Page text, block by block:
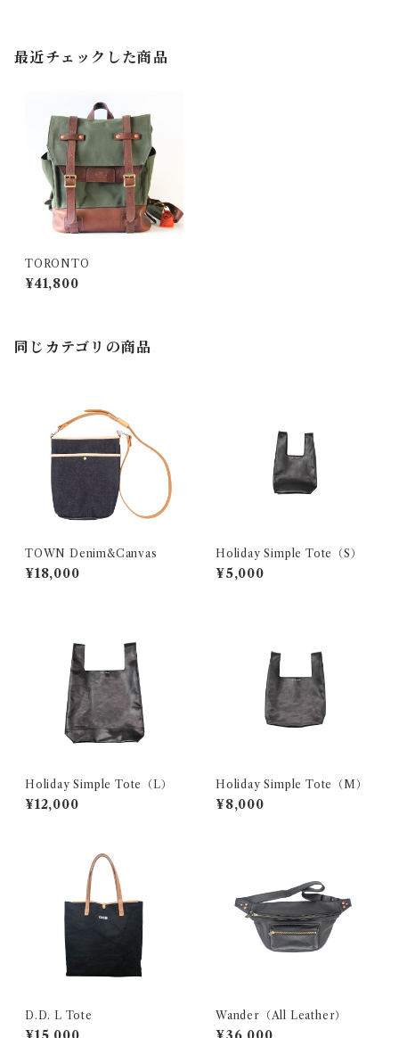
最近チェックした商品
TORONTO
¥41,800
同じカテゴリの商品
TOWN Denim&Canvas
¥18,000
Holiday Simple Tote（S）
¥5,000
Holiday Simple Tote（L）
¥12,000
Holiday Simple Tote（M）
¥8,000
D.D. L Tote Wander（All Leather）